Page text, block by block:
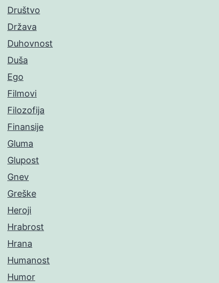
Društvo
Država
Duhovnost
Duša
Ego
Filmovi
Filozofija
Finansije
Gluma
Glupost
Gnev
Greške
Heroji
Hrabrost
Hrana
Humanost
Humor